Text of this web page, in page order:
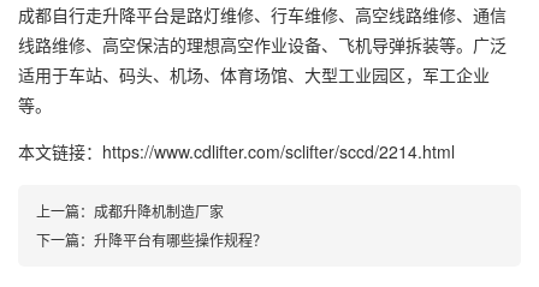
成都自行走升降平台是路灯维修、行车维修、高空线路维修、通信
线路维修、高空保洁的理想高空作业设备、飞机导弹拆装等。广泛
适用于车站、码头、机场、体育场馆、大型工业园区，军工企业
等。
本文链接：https://www.cdlifter.com/sclifter/sccd/2214.html
上一篇： 成都升降机制造厂家
下一篇： 升降平台有哪些操作规程？